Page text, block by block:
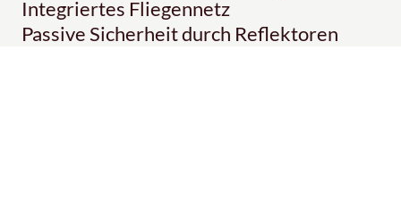
Integriertes Fliegennetz
Passive Sicherheit durch Reflektoren